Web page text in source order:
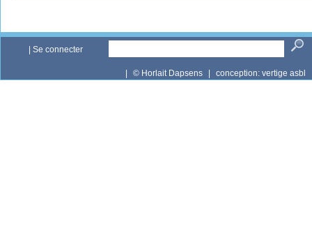
Se connecter
© Horlait Dapsens conception: vertige asbl